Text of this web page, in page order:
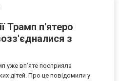
Трамп п'ятеро
з
уже впʼяте посприяла
дітей. Про це повідомили у